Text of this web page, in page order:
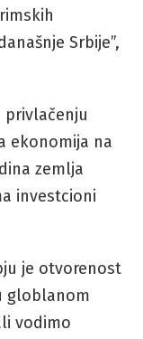
Srbije”,
privlačenju
ekonomija na
zemlja
investcioni
je otvorenost
globlanom
vodimo